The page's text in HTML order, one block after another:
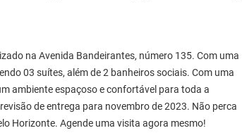
na Avenida Bandeirantes, número 135. Com uma
03 suítes, além de 2 banheiros sociais. Com uma
ambiente espaçoso e confortável para toda a
de entrega para novembro de 2023. Não perca
Horizonte. Agende uma visita agora mesmo!